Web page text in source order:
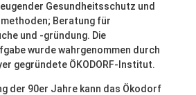
Gesundheitsschutz und
Beratung für
und -gründung. Die
wurde wahrgenommen durch
gegründete ÖKODORF-Institut.
der 90er Jahre kann das Ökodorf